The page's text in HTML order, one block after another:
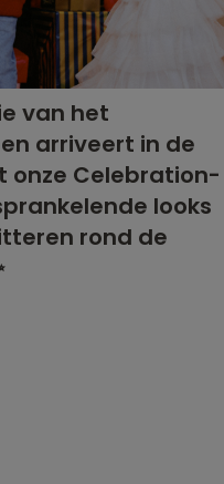
van het
arriveert in de
onze Celebration-
looks
rond de